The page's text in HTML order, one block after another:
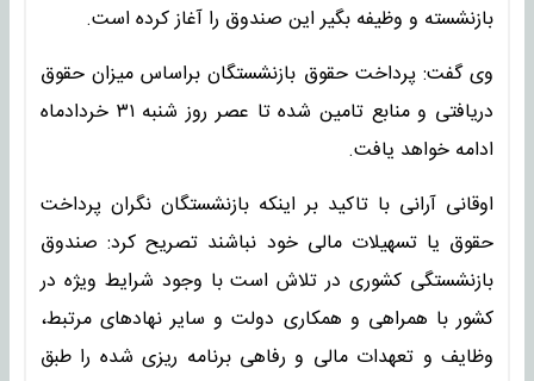
بازنشسته و وظیفه بگیر این صندوق را آغاز کرده است.
وی گفت: پرداخت حقوق بازنشستگان براساس میزان حقوق
دریافتی و منابع تامین شده تا عصر روز شنبه ۳۱ خردادماه
ادامه خواهد یافت.
اوقانی آرانی با تاکید بر اینکه بازنشستگان نگران پرداخت
حقوق یا تسهیلات مالی خود نباشند تصریح کرد: صندوق
بازنشستگی کشوری در تلاش است با وجود شرایط ویژه در
کشور با همراهی و همکاری دولت و سایر نهاد‌های مرتبط،
وظایف و تعهدات مالی و رفاهی برنامه ریزی شده را طبق